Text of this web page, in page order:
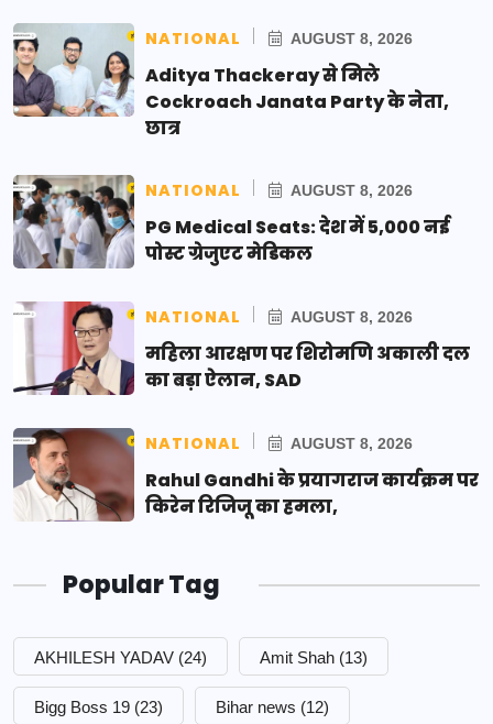
NATIONAL AUGUST 8, 2026
Aditya Thackeray से मिले
Cockroach Janata Party के नेता,
छात्र
NATIONAL AUGUST 8, 2026
PG Medical Seats: देश में 5,000 नई
पोस्ट ग्रेजुएट मेडिकल
NATIONAL AUGUST 8, 2026
महिला आरक्षण पर शिरोमणि अकाली दल
का बड़ा ऐलान, SAD
NATIONAL AUGUST 8, 2026
Rahul Gandhi के प्रयागराज कार्यक्रम पर
किरेन रिजिजू का हमला,
Popular Tag
AKHILESH YADAV (24) Amit Shah (13)
Bigg Boss 19 (23) Bihar news (12)